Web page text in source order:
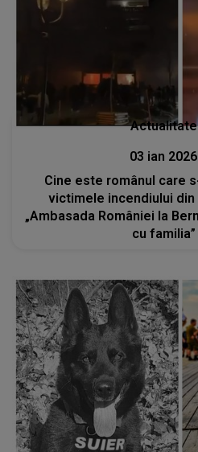
Actualitate
03 ian 2026
Cine este românul care
victimele incendiului din
„Ambasada României la
cu familia”